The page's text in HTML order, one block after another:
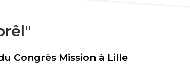
Congrès Mission à Lille